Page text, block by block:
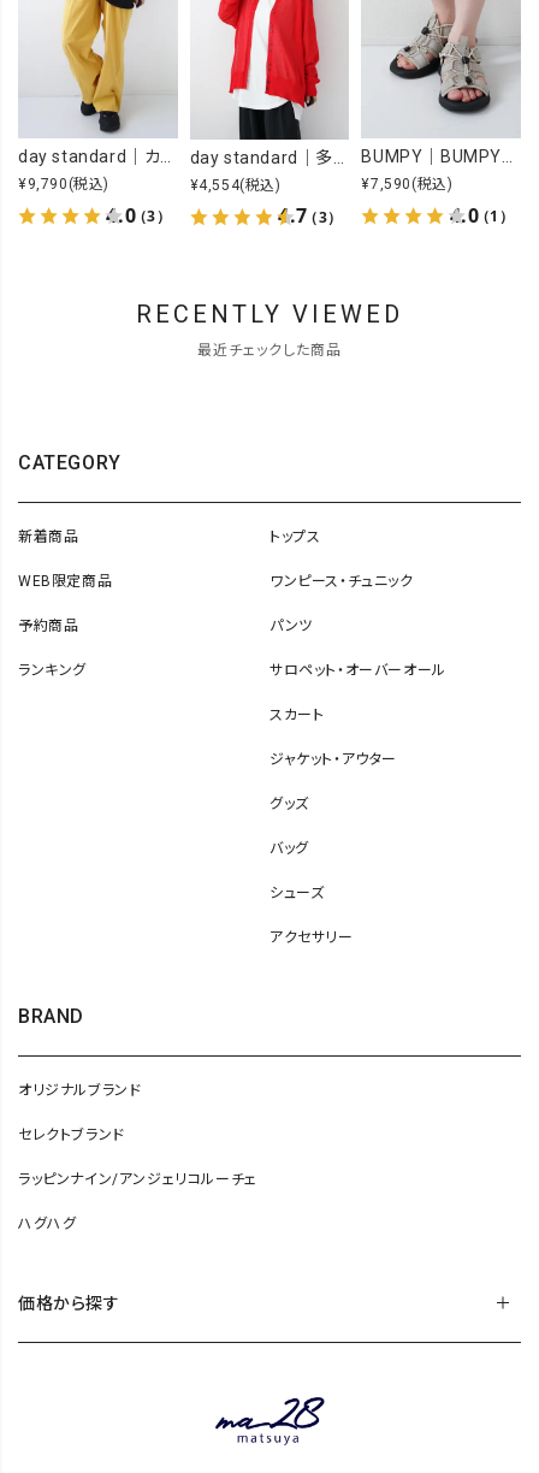
day standard｜カラーイージーパンツ [[day-019-26SS]][D]
¥9,790 (税込)
4.0（3）
¥4,554(税込)
4.7（3）
BUMPY｜BUMPY SPORTS [[BUMPY SPORTS]][D]
¥7,590 (税込)
4.0（1）
RECENTLY VIEWED
最近チェックした商品
CATEGORY
新着商品
WEB限定商品
予約商品
ランキング
トップス
ワンピース・チュニック
パンツ
サロペット・オーバーオール
スカート
ジャケット・アウター
グッズ
バッグ
シューズ
アクセサリー
BRAND
オリジナルブランド
セレクトブランド
ラッピンナイン/アンジェリコルーチェ
ハグハグ
価格から探す